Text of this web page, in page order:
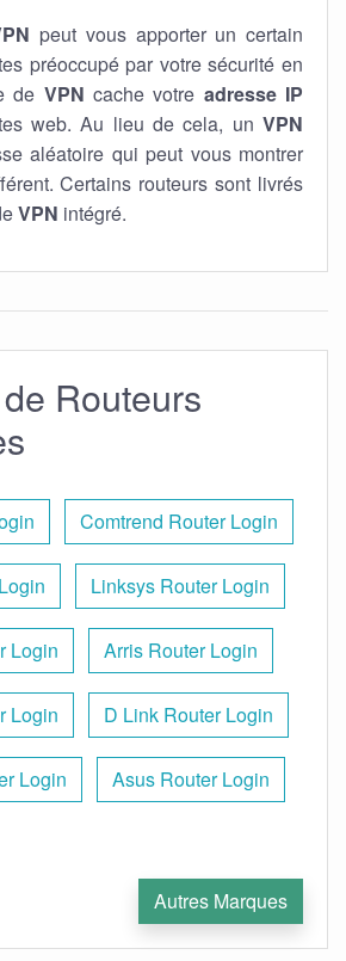
peut vous apporter un certain
préoccupé par votre sécurité en
de VPN cache votre adresse IP
web. Au lieu de cela, un VPN
aléatoire qui peut vous montrer
Certains routeurs sont livrés
VPN intégré.
Routeurs
Comtrend Router Login
Linksys Router Login
Login Arris Router Login
Login D Link Router Login
Login Asus Router Login
Autres Marques